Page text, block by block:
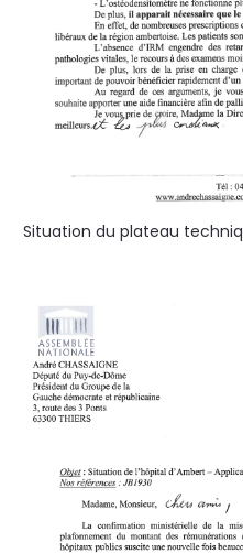
Situation du plateau